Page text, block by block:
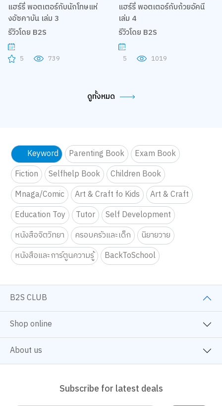
แฮร์รี่ พอตเตอร์กับนักโทษแห่
งอัซคาบัน เล่ม 3
รีวิวโดย B2S
5 739
แฮร์รี่ พอตเตอร์กับถ้วยอัคนี
เล่ม 4
รีวิวโดย B2S
5 1019
ดูทั้งหมด
Keyword Parenting Book
Exam Book
Fiction
Selfhelp Book
Children Book
Mnaga/Comic
Art & Craft fo Kids
Art & Craft
Education Toy
Tutor
Self Development
หนังสือจิตวิทยา
ครอบครัวและเด็ก
นิยายวาย
หนังสือและการ์ตูนความรู้
BackToSchool
B2S CLUB
Shop online
About us
Subscribe for latest deals